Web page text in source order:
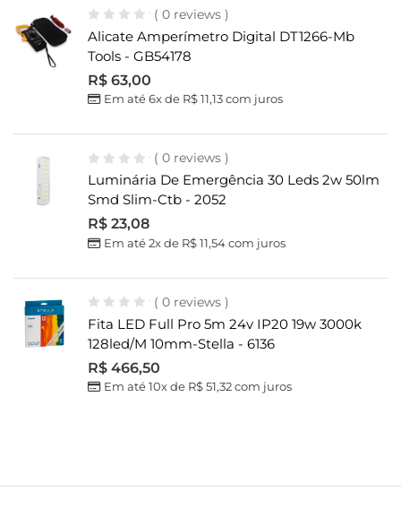
( 0 reviews )
Alicate Amperímetro Digital DT1266-Mb
Tools - GB54178
R$ 63,00
Em até 6x de R$11,13com juros
( 0 reviews )
Luminária De Emergência 30 Leds 2w 50lm
Smd Slim-Ctb - 2052
R$ 23,08
Em até 2x de R$11,54com juros
( 0 reviews )
Fita LED Full Pro 5m 24v IP20 19w 3000k
128led/m 10mm-Stella - 6136
R$ 466,50
Em até 10x de R$51,32com juros